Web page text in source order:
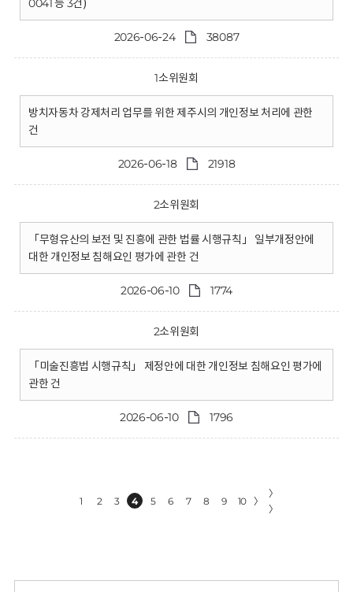
0041 등 3건)
2026-06-24 38087
1소위원회
방치자동차 강제처리 업무를 위한 제주시의 개인정보 처리에 관한
건
2026-06-18 21918
2소위원회
「무형유산의 보전 및 진흥에 관한 법률 시행규칙」 일부개정안에
대한 개인정보 침해요인 평가에 관한 건
2026-06-10 1774
2소위원회
「미술진흥법 시행규칙」 제정안에 대한 개인정보 침해요인 평가에
관한 건
2026-06-10 1796
1 2 3 4 5 6 7 8 9 10 〉
〉
〉